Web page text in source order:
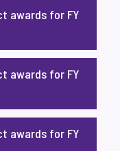
awards for FY
awards for FY
awards for FY